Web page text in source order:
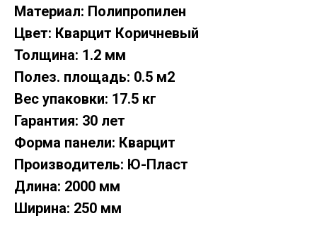
Материал: Полипропилен
Цвет: Кварцит Коричневый
Толщина: 1.2 мм
Полез. площадь: 0.5 м2
Вес упаковки: 17.5 кг
Гарантия: 30 лет
Форма панели: Кварцит
Производитель: Ю-Пласт
Длина: 2000 мм
Ширина: 250 мм